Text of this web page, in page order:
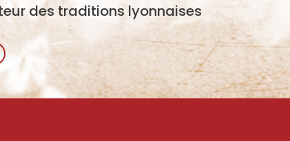
des traditions lyonnaises